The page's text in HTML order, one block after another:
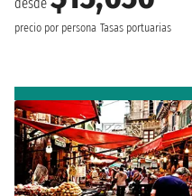
precio por persona Tasas portuarias